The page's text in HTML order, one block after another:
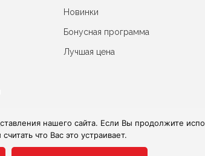
Новинки
Бонусная программа
Лучшая цена
нашего сайта. Если Вы продолжите
что Вас это устраивает.